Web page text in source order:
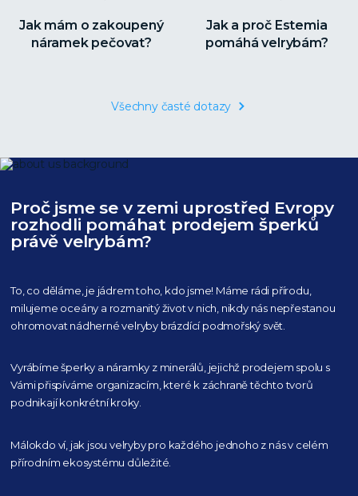
Jak mám o zakoupený
náramek pečovat?
Jak a proč Estemia
pomáhá velrybám?
Všechny časté dotazy
Proč jsme se v zemi uprostřed Evropy
rozhodli pomáhat prodejem šperků
právě velrybám?
To, co děláme, je jádrem toho, kdo jsme! Máme rádi přírodu,
milujeme oceány a rozmanitý život v nich, nikdy nás nepřestanou
ohromovat nádherné velryby brázdící podmořský svět.
Vyrábíme šperky a náramky z minerálů, jejichž prodejem spolu s
Vámi přispíváme organizacím, které k záchraně těchto tvorů
podnikají konkrétní kroky.
Málokdo ví, jak jsou velryby pro každého jednoho z nás v celém
přírodním ekosystému důležité.